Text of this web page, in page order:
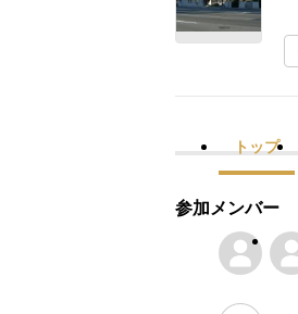
トップ
参加メンバー